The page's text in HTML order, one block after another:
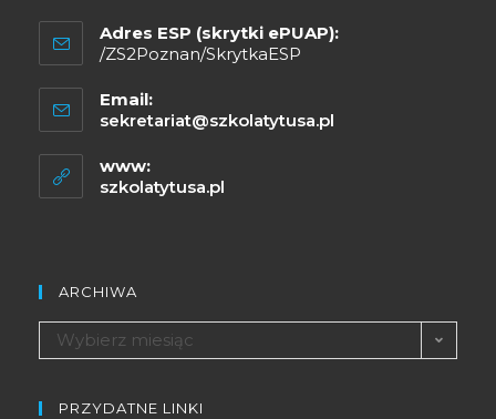
Adres ESP (skrytki ePUAP):
/ZS2Poznan/SkrytkaESP
Email:
sekretariat@szkolatytusa.pl
www:
szkolatytusa.pl
ARCHIWA
Wybierz miesiąc
PRZYDATNE LINKI